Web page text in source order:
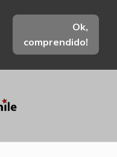
Ok,
comprendido!